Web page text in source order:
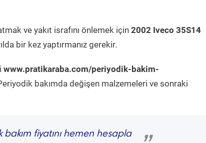
ve yakıt israfını önlemek için 2002 Iveco 35S14
bir kez yaptırmanız gerekir.
www.pratikaraba.com/periyodik-bakim-
bakımda değişen malzemeleri ve sonraki
bakım fiyatını hemen hesapla